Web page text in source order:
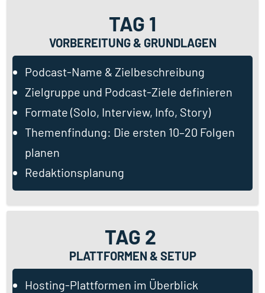
TAG 1
VORBEREITUNG & GRUNDLAGEN
Podcast-Name & Zielbeschreibung
Zielgruppe und Podcast-Ziele definieren
Formate (Solo, Interview, Info, Story)
Themenfindung: Die ersten 10–20 Folgen
planen
Redaktionsplanung
TAG 2
PLATTFORMEN & SETUP
Hosting-Plattformen im Überblick